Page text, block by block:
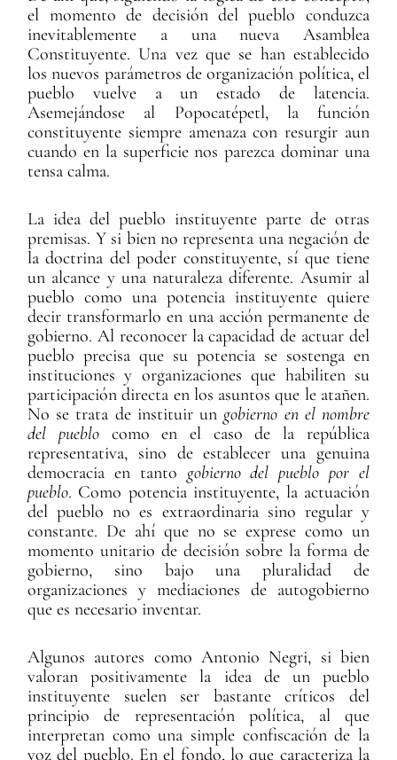
el momento de decisión del pueblo conduzca
inevitablemente a una nueva Asamblea
Constituyente. Una vez que se han establecido
los nuevos parámetros de organización política, el
pueblo vuelve a un estado de latencia.
Asemejándose al Popocatépetl, la función
constituyente siempre amenaza con resurgir aun
cuando en la superficie nos parezca dominar una
tensa calma.
La idea del pueblo instituyente parte de otras
premisas. Y si bien no representa una negación de
la doctrina del poder constituyente, sí que tiene
un alcance y una naturaleza diferente. Asumir al
pueblo como una potencia instituyente quiere
decir transformarlo en una acción permanente de
gobierno. Al reconocer la capacidad de actuar del
pueblo precisa que su potencia se sostenga en
instituciones y organizaciones que habiliten su
participación directa en los asuntos que le atañen.
No se trata de instituir un gobierno en el nombre
del pueblocomo en el caso de la república
representativa, sino de establecer una genuina
democracia en tanto gobierno del pueblo por el
pueblo. Como potencia instituyente, la actuación
del pueblo no es extraordinaria sino regular y
constante. De ahí que no se exprese como un
momento unitario de decisión sobre la forma de
gobierno, sino bajo una pluralidad de
organizaciones y mediaciones de autogobierno
que es necesario inventar.
Algunos autores como Antonio Negri, si bien
valoran positivamente la idea de un pueblo
instituyente suelen ser bastante críticos del
principio de representación política, al que
interpretan como una simple confiscación de la
voz del pueblo. En el fondo, lo que caracteriza la